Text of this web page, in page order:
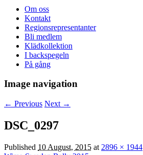
Om oss
Kontakt
Regionsrepresentanter
Bli medlem
Klädkollektion
I backspegeln
På gång
Image navigation
← Previous Next →
DSC_0297
Published 10 August, 2015 at 2896 × 1944